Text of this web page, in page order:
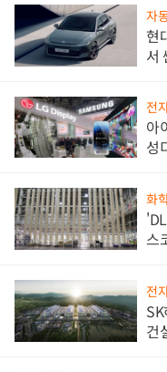
자
현
서
전
아
성
화
스
전
건